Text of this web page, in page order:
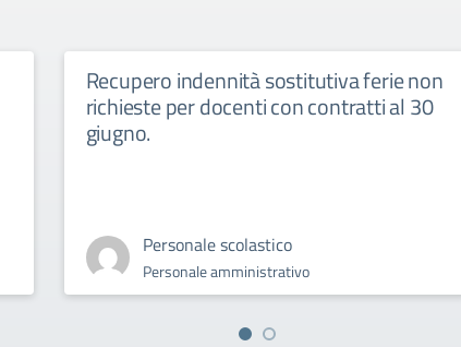
Recupero indennità sostitutiva ferie non
richieste per docenti con contratti al 30
giugno.
Personale scolastico
Personale amministrativo